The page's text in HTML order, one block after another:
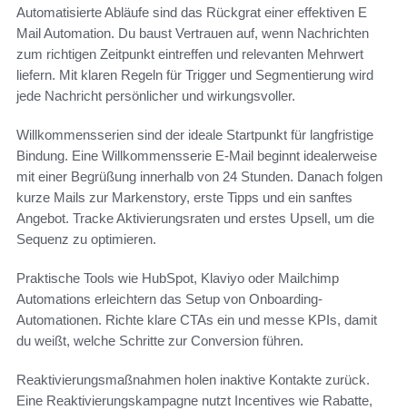
Automatisierte Abläufe sind das Rückgrat einer effektiven E
Mail Automation. Du baust Vertrauen auf, wenn Nachrichten
zum richtigen Zeitpunkt eintreffen und relevanten Mehrwert
liefern. Mit klaren Regeln für Trigger und Segmentierung wird
jede Nachricht persönlicher und wirkungsvoller.
Willkommensserien sind der ideale Startpunkt für langfristige
Bindung. Eine Willkommensserie E-Mail beginnt idealerweise
mit einer Begrüßung innerhalb von 24 Stunden. Danach folgen
kurze Mails zur Markenstory, erste Tipps und ein sanftes
Angebot. Tracke Aktivierungsraten und erstes Upsell, um die
Sequenz zu optimieren.
Praktische Tools wie HubSpot, Klaviyo oder Mailchimp
Automations erleichtern das Setup von Onboarding-
Automationen. Richte klare CTAs ein und messe KPIs, damit
du weißt, welche Schritte zur Conversion führen.
Reaktivierungsmaßnahmen holen inaktive Kontakte zurück.
Eine Reaktivierungskampagne nutzt Incentives wie Rabatte,